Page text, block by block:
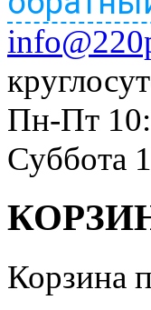
Пн-Пт
Суббота
Корзина